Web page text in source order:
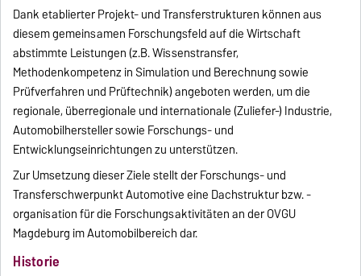
Dank etablierter Projekt- und Transferstrukturen können aus
diesem gemeinsamen Forschungsfeld auf die Wirtschaft
abstimmte Leistungen (z.B. Wissenstransfer,
Methodenkompetenz in Simulation und Berechnung sowie
Prüfverfahren und Prüftechnik) angeboten werden, um die
regionale, überregionale und internationale (Zuliefer-) Industrie,
Automobilhersteller sowie Forschungs- und
Entwicklungseinrichtungen zu unterstützen.
Zur Umsetzung dieser Ziele stellt der Forschungs- und
Transferschwerpunkt Automotive eine Dachstruktur bzw. -
organisation für die Forschungsaktivitäten an der OVGU
Magdeburg im Automobilbereich dar.
Historie